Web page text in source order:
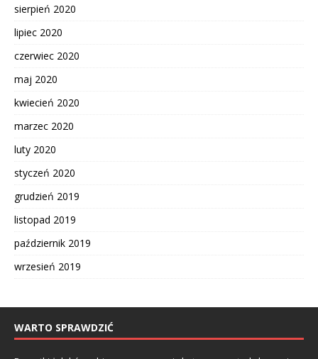
sierpień 2020
lipiec 2020
czerwiec 2020
maj 2020
kwiecień 2020
marzec 2020
luty 2020
styczeń 2020
grudzień 2019
listopad 2019
październik 2019
wrzesień 2019
WARTO SPRAWDZIĆ